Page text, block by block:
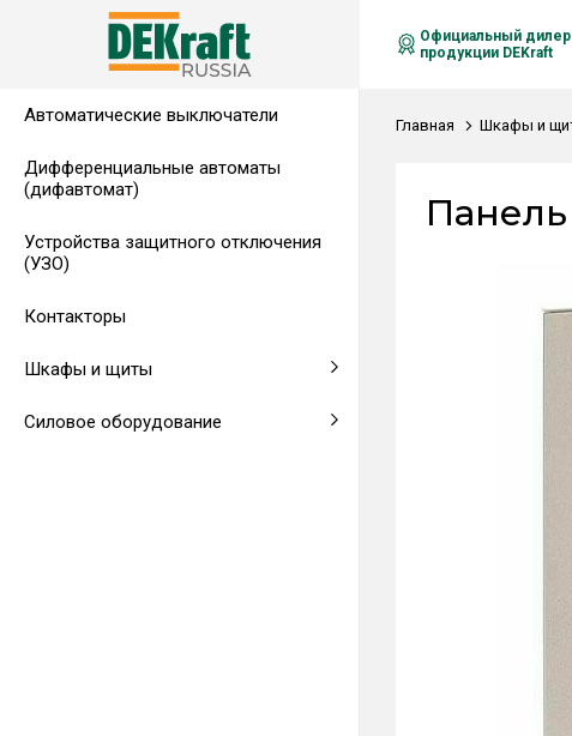
Автоматические выключатели
Дифференциальные автоматы
(дифавтомат)
Устройства защитного отключения
(УЗО)
Контакторы
Шкафы и щиты
Распределительные щиты,
Напольные щиты
Клеммы и комплектующие
Клеммы на DIN-рейку
Аксессуары для щитов
Силовое оборудование
Автоматические выключатели в
Аксессуары
Предохранители
Щитовые приборы
Амперметры
Автоматические воздушные
выключатели
Воздушные автоматические
Официальный дилер
продукции DEKraft
Главная Шкафы и